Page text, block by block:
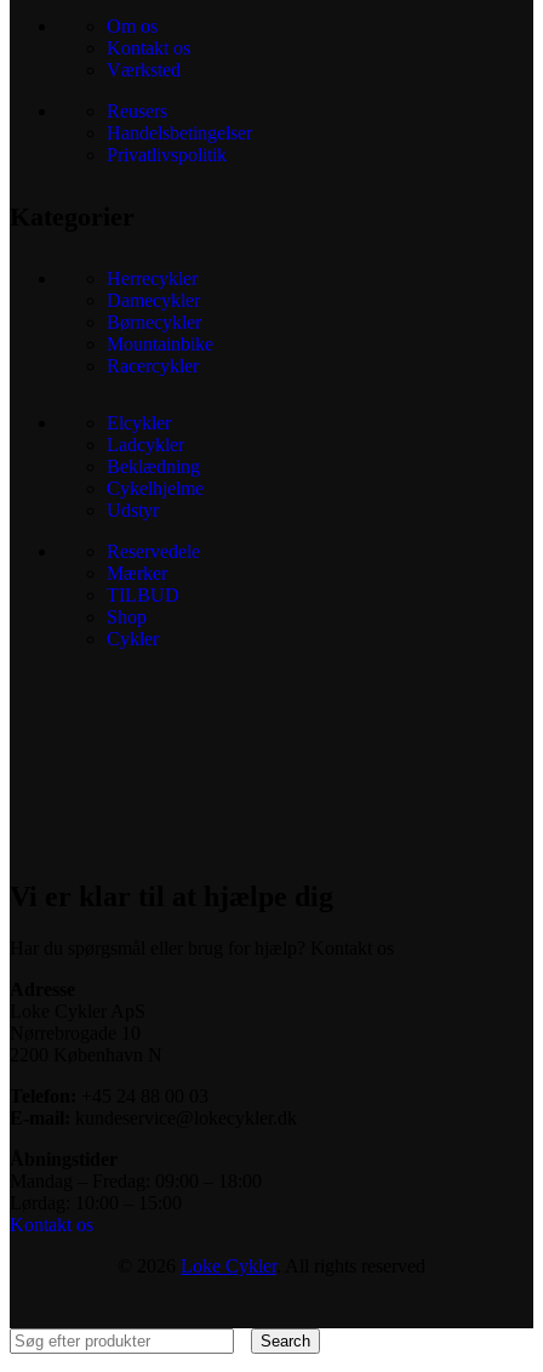
Om os
Kontakt os
Værksted
Reusers
Handelsbetingelser
Privatlivspolitik
Herrecykler
Damecykler
Børnecykler
Mountainbike
Racercykler
Elcykler
Ladcykler
Beklædning
Cykelhjelme
Udstyr
Reservedele
Mærker
TILBUD
Shop
Cykler
Kontakt os
Loke Cykler. All rights reserved
Search